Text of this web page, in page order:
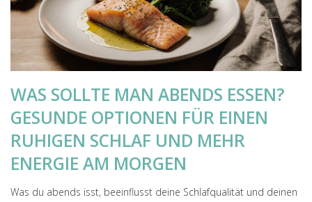
WAS SOLLTE MAN ABENDS ESSEN?
GESUNDE OPTIONEN FÜR EINEN
RUHIGEN SCHLAF UND MEHR
ENERGIE AM MORGEN
Was du abends isst, beeinflusst deine Schlafqualität und deinen